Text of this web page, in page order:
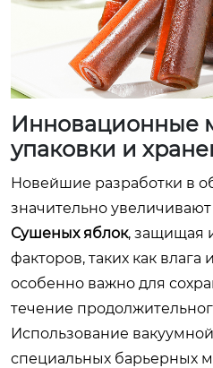
Инновационные
упаковки и
Новейшие разработки в
значительно увеличивают
Сушеных яблок, защищая
факторов, таких как
особенно важно для
течение
Использование
специальных барьерных